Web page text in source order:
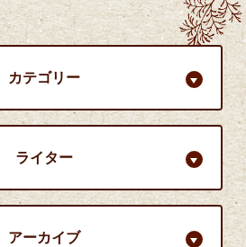
カテゴリー
ライター
アーカイブ